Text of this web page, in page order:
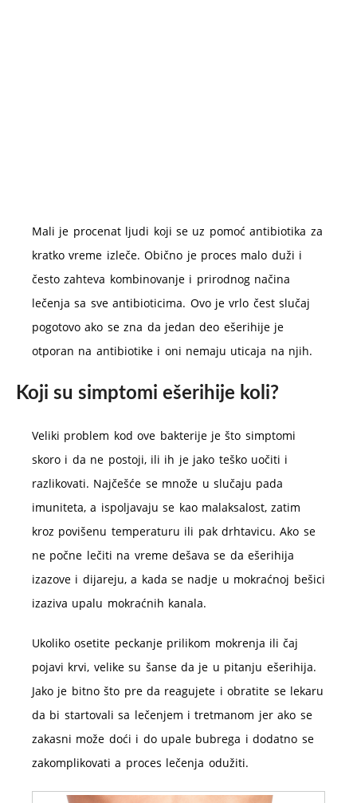
Mali je procenat ljudi koji se uz pomoć antibiotika za
kratko vreme izleče. Obično je proces malo duži i
često zahteva kombinovanje i prirodnog načina
lečenja sa sve antibioticima. Ovo je vrlo čest slučaj
pogotovo ako se zna da jedan deo ešerihije je
otporan na antibiotike i oni nemaju uticaja na njih.
Koji su simptomi ešerihije koli?
Veliki problem kod ove bakterije je što simptomi
skoro i da ne postoji, ili ih je jako teško uočiti i
razlikovati. Najčešće se množe u slučaju pada
imuniteta, a ispoljavaju se kao malaksalost, zatim
kroz povišenu temperaturu ili pak drhtavicu. Ako se
ne počne lečiti na vreme dešava se da ešerihija
izazove i dijareju, a kada se nadje u mokraćnoj bešici
izaziva upalu mokraćnih kanala.
Ukoliko osetite peckanje prilikom mokrenja ili čaj
pojavi krvi, velike su šanse da je u pitanju ešerihija.
Jako je bitno što pre da reagujete i obratite se lekaru
da bi startovali sa lečenjem i tretmanom jer ako se
zakasni može doći i do upale bubrega i dodatno se
zakomplikovati a proces lečenja odužiti.